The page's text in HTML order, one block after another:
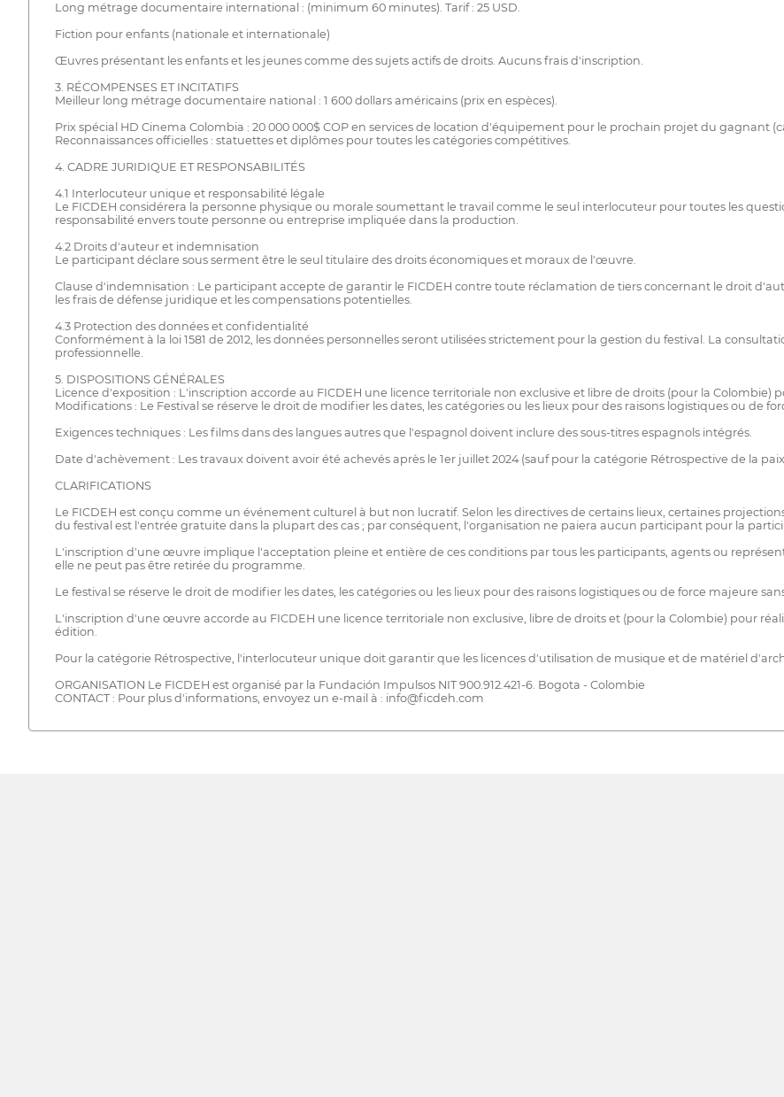
Long métrage documentaire international : (minimum 60 minutes). Tarif : 25 USD.
Fiction pour enfants (nationale et internationale)
Œuvres présentant les enfants et les jeunes comme des sujets actifs de droits. Aucuns frais d'inscription.
3. RÉCOMPENSES ET INCITATIFS
Meilleur long métrage documentaire national : 1 600 dollars américains (prix en espèces).
Prix spécial HD Cinema Colombia : 20 000 000$ COP en services de location d'équipement pour le prochain projet du gagnant
Reconnaissances officielles : statuettes et diplômes pour toutes les catégories compétitives.
4. CADRE JURIDIQUE ET RESPONSABILITÉS
4.1 Interlocuteur unique et responsabilité légale
Le FICDEH considérera la personne physique ou morale soumettant le travail comme le seul interlocuteur pour toutes les
responsabilité envers toute personne ou entreprise impliquée dans la production.
4.2 Droits d'auteur et indemnisation
Le participant déclare sous serment être le seul titulaire des droits économiques et moraux de l'œuvre.
Clause d'indemnisation : Le participant accepte de garantir le FICDEH contre toute réclamation de tiers concernant le droit
les frais de défense juridique et les compensations potentielles.
4.3 Protection des données et confidentialité
Conformément à la loi 1581 de 2012, les données personnelles seront utilisées strictement pour la gestion du festival. La
professionnelle.
5. DISPOSITIONS GÉNÉRALES
Licence d'exposition : L'inscription accorde au FICDEH une licence territoriale non exclusive et libre de droits (pour la Colombie)
Modifications : Le Festival se réserve le droit de modifier les dates, les catégories ou les lieux pour des raisons logistiques ou de
Exigences techniques : Les films dans des langues autres que l'espagnol doivent inclure des sous-titres espagnols intégrés.
Date d'achèvement : Les travaux doivent avoir été achevés après le 1er juillet 2024 (sauf pour la catégorie Rétrospective de la
CLARIFICATIONS
Le FICDEH est conçu comme un événement culturel à but non lucratif. Selon les directives de certains lieux, certaines
du festival est l'entrée gratuite dans la plupart des cas ; par conséquent, l'organisation ne paiera aucun participant pour la
L'inscription d'une œuvre implique l'acceptation pleine et entière de ces conditions par tous les participants, agents ou
elle ne peut pas être retirée du programme.
Le festival se réserve le droit de modifier les dates, les catégories ou les lieux pour des raisons logistiques ou de force majeure
L'inscription d'une œuvre accorde au FICDEH une licence territoriale non exclusive, libre de droits et (pour la Colombie) pour
édition.
Pour la catégorie Rétrospective, l'interlocuteur unique doit garantir que les licences d'utilisation de musique et de matériel
ORGANISATION Le FICDEH est organisé par la Fundación Impulsos NIT 900.912.421-6. Bogota - Colombie
CONTACT : Pour plus d'informations, envoyez un e-mail à : info@ficdeh.com